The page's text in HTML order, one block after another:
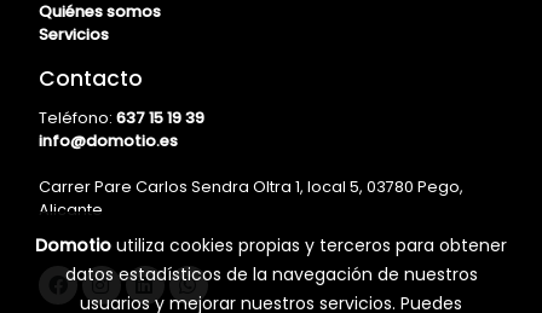
Quiénes somos
Servicios
Contacto
Teléfono: 637 15 19 39
info@domotio.es
Carrer Pare Carlos Sendra Oltra 1, local 5, 03780 Pego,
Alicante
Domotio utiliza cookies propias y terceros para obtener
datos estadísticos de la navegación de nuestros
usuarios y mejorar nuestros servicios. Puedes